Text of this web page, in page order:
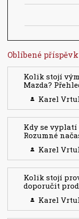
Oblíbené
Kolik stojí
Mazda?
Karel
Kdy se
Rozumné
Karel
Kolik stojí
doporučit
Karel